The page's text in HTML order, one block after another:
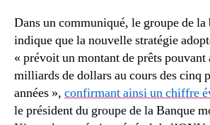
Dans un communiqué, le groupe de
indique que la nouvelle stratégie
« prévoit un montant de prêts pouvant
milliards de dollars au cours des cinq
années », confirmant ainsi un chiffre
le président du groupe de la Banque